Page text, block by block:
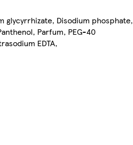
glycyrrhizate, Disodium phosphate,
Parfum, PEG-40
EDTA,